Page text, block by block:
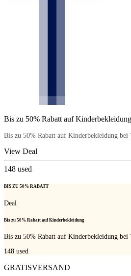
Bis zu 50% Rabatt auf Kinderbekleidung
Bis zu 50% Rabatt auf Kinderbekleidung
View Deal
148 used
BIS ZU 50% RABATT
Deal
Bis zu 50% Rabatt auf Kinderbekleidung
Bis zu 50% Rabatt auf Kinderbekleidung
148 used
GRATISVERSAND